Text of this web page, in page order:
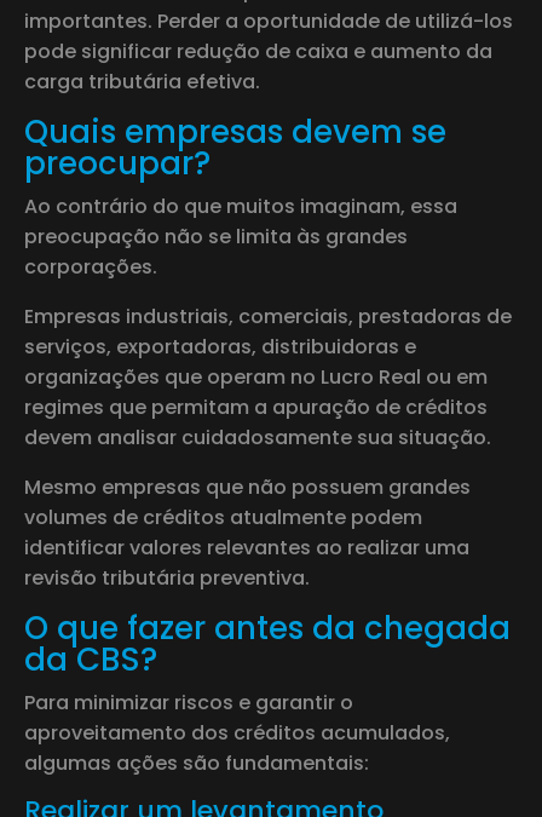
importantes. Perder a oportunidade de utilizá-los
pode significar redução de caixa e aumento da
carga tributária efetiva.
Quais empresas devem se
preocupar?
Ao contrário do que muitos imaginam, essa
preocupação não se limita às grandes
corporações.
Empresas industriais, comerciais, prestadoras de
serviços, exportadoras, distribuidoras e
organizações que operam no Lucro Real ou em
regimes que permitam a apuração de créditos
devem analisar cuidadosamente sua situação.
Mesmo empresas que não possuem grandes
volumes de créditos atualmente podem
identificar valores relevantes ao realizar uma
revisão tributária preventiva.
O que fazer antes da chegada
da CBS?
Para minimizar riscos e garantir o
aproveitamento dos créditos acumulados,
algumas ações são fundamentais: